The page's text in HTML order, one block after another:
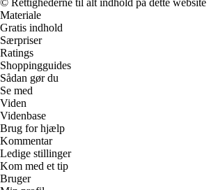
Materiale
Gratis indhold
Særpriser
Ratings
Shoppingguides
Sådan gør du
Se med
Viden
Videnbase
Brug for hjælp
Kommentar
Ledige stillinger
Kom med et tip
Bruger